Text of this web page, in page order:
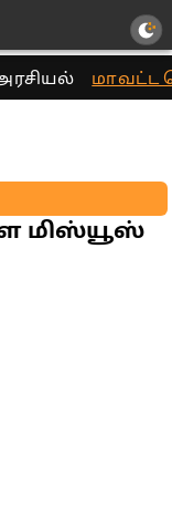
மாவட்ட
மிஸ்யூஸ்